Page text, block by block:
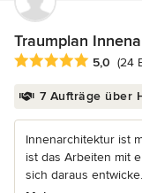
Traumplan
Durchschnittliche
5,0 (24
7 Aufträge über
Innenarchitektur ist
ist das Arbeiten mit
sich daraus